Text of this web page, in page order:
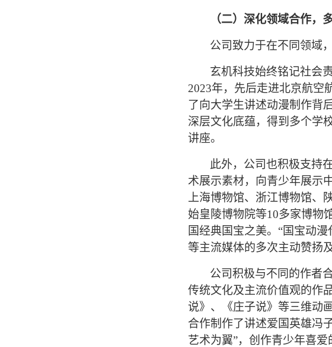
（二）深化领域合作，
公司致力于在不同领域
玄机科技始终铭记社会责
2023年，先后走进北京航空
了向大学生讲述动漫制作背
深层文化底蕴， 得到多个学
讲座。
此外，公司也积极支持
术展示素材，向青少年展示
上海博物馆、浙江博物馆
始皇陵博物院等10多家博物
国经典国宝之美。“国宝动
等主流媒体的多次主动赞扬
公司积极与不同的作者
传统文化及主流价值观的作
说》、《庄子说》等三维动
合作制作了讲述爱国英雄冯
艺术为翼”，创作青少年喜